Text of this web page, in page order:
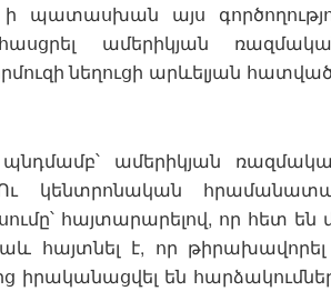
պատասխան այս
ամերիկյան
նեղուցի արևելյան
ամերիկյան
կենտրոնական
հայտարարելով, որ հետ են
հայտնել է, որ
իրականացվել են